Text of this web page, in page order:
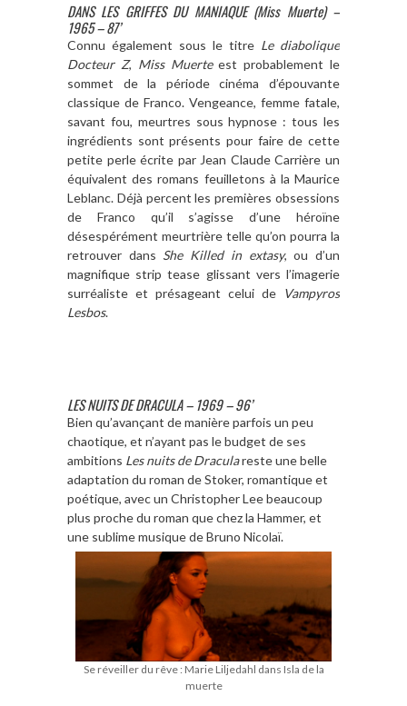
DANS LES GRIFFES DU MANIAQUE (Miss Muerte) –
1965 – 87’
Connu également sous le titre Le diabolique
Docteur Z, Miss Muerteest probablement le
sommet de la période cinéma d’épouvante
classique de Franco. Vengeance, femme fatale,
savant fou, meurtres sous hypnose : tous les
ingrédients sont présents pour faire de cette
petite perle écrite par Jean Claude Carrière un
équivalent des romans feuilletons à la Maurice
Leblanc. Déjà percent les premières obsessions
de Franco qu’il s’agisse d’une héroïne
désespérément meurtrière telle qu’on pourra la
retrouver dans She Killed in extasy, ou d’un
magnifique strip tease glissant vers l’imagerie
surréaliste et présageant celui de Vampyros
Lesbos.
LES NUITS DE DRACULA – 1969 – 96’
Bien qu’avançant de manière parfois un peu
chaotique, et n’ayant pas le budget de ses
ambitions Les nuits de Draculareste une belle
adaptation du roman de Stoker, romantique et
poétique, avec un Christopher Lee beaucoup
plus proche du roman que chez la Hammer, et
une sublime musique de Bruno Nicolaï.
Se réveiller du rêve : Marie Liljedahl dans Isla de la
muerte